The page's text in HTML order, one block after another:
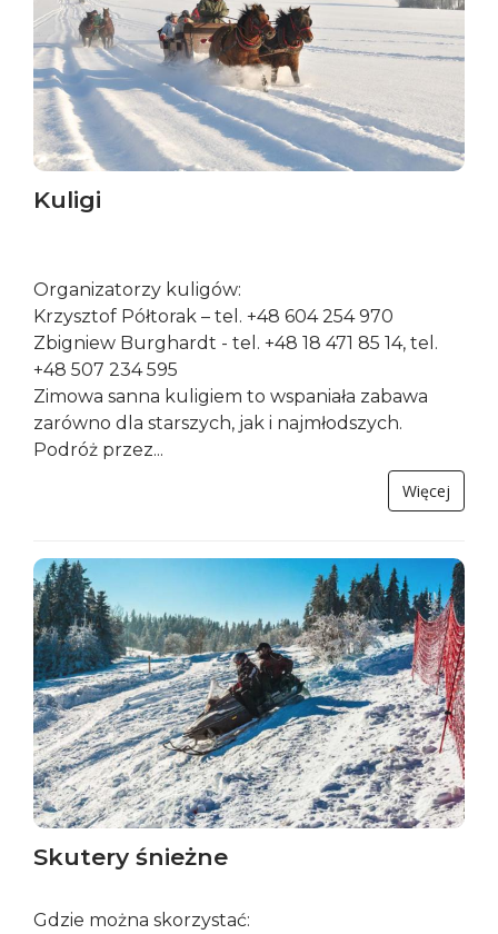
Kuligi
Organizatorzy kuligów:
Krzysztof Półtorak – tel. +48 604 254 970
Zbigniew Burghardt - tel. +48 18 471 85 14, tel.
+48 507 234 595
Zimowa sanna kuligiem to wspaniała zabawa
zarówno dla starszych, jak i najmłodszych.
Podróż przez...
Więcej
Skutery śnieżne
Gdzie można skorzystać: